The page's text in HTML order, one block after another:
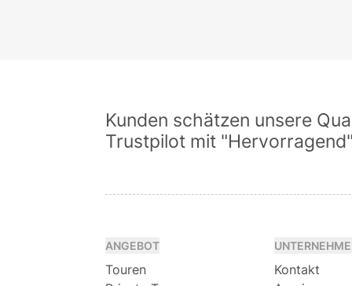
Kunden schätzen unsere
Trustpilot mit
ANGEBOT
Touren
Kontakt